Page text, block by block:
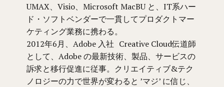
UMAX、Visio、Microsoft MacBU と、IT系ハー
ド・ソフトベンダーで一貫してプロダクトマー
ケティング業務に携わる。
2012年6月、Adobe 入社 Creative Cloud伝道師
として、Adobe の最新技術、製品、サービスの
訴求と移行促進に従事。クリエイティブ&テク
ノロジーの力で世界が変わると ’マジ’ に信じ、